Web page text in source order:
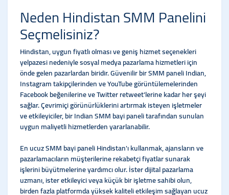
Neden Hindistan SMM Panelini
Seçmelisiniz?
Hindistan, uygun fiyatlı olması ve geniş hizmet seçenekleri
yelpazesi nedeniyle sosyal medya pazarlama hizmetleri için
önde gelen pazarlardan biridir. Güvenilir bir SMM paneli Indian,
Instagram takipçilerinden ve YouTube görüntülemelerinden
Facebook beğenilerine ve Twitter retweet'lerine kadar her şeyi
sağlar. Çevrimiçi görünürlüklerini artırmak isteyen işletmeler
ve etkileyiciler, bir Indian SMM bayi paneli tarafından sunulan
uygun maliyetli hizmetlerden yararlanabilir.
En ucuz SMM bayi paneli Hindistan'ı kullanmak, ajansların ve
pazarlamacıların müşterilerine rekabetçi fiyatlar sunarak
işlerini büyütmelerine yardımcı olur. İster dijital pazarlama
uzmanı, ister etkileyici veya küçük bir işletme sahibi olun,
birden fazla platformda yüksek kaliteli etkileşim sağlayan ucuz